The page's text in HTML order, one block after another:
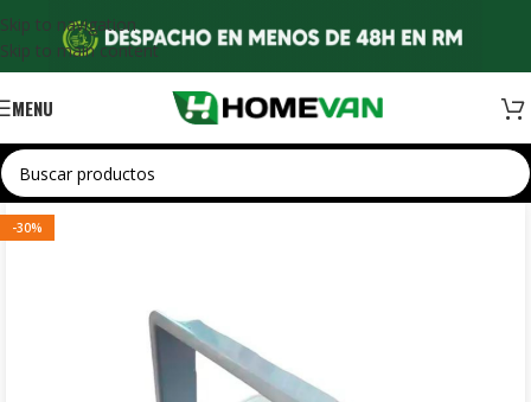
Skip to navigation
Skip to main content
MENU
-30%